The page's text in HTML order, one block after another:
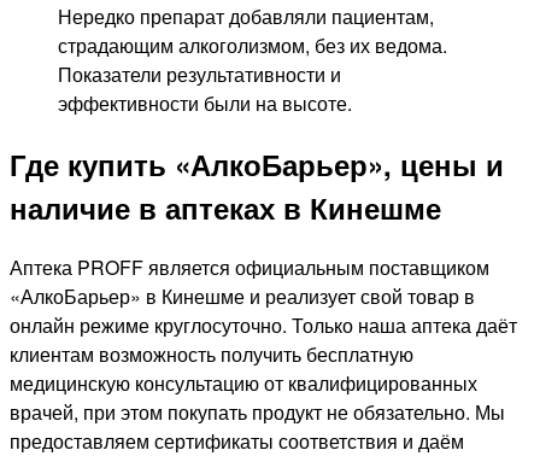
Нередко препарат добавляли пациентам,
страдающим алкоголизмом, без их ведома.
Показатели результативности и
эффективности были на высоте.
Где купить «АлкоБарьер», цены и
наличие в аптеках в Кинешме
Аптека PROFF является официальным поставщиком
«АлкоБарьер» в Кинешме и реализует свой товар в
онлайн режиме круглосуточно. Только наша аптека даёт
клиентам возможность получить бесплатную
медицинскую консультацию от квалифицированных
врачей, при этом покупать продукт не обязательно. Мы
предоставляем сертификаты соответствия и даём